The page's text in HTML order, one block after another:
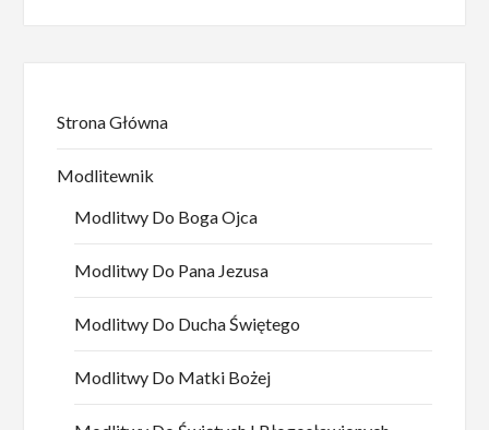
Strona Główna
Modlitewnik
Modlitwy Do Boga Ojca
Modlitwy Do Pana Jezusa
Modlitwy Do Ducha Świętego
Modlitwy Do Matki Bożej